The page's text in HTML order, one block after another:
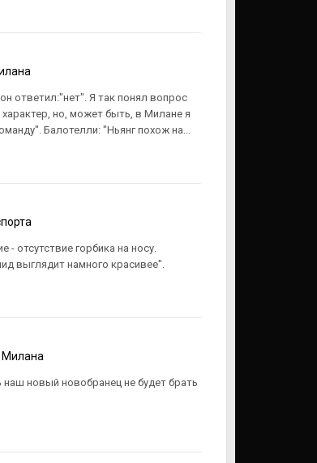
ответил:"нет". Я так понял вопрос
но, может быть, в Милане я
Балотелли: "Ньянг похож на...
отсутствие горбика на носу.
выглядит намного красивее".
Милана
новый новобранец не будет брать